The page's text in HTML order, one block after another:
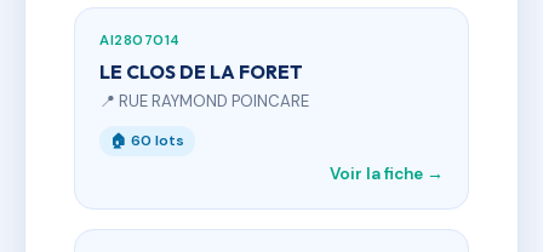
AI2807014
LE CLOS DE LA FORET
📍 RUE RAYMOND POINCARE
🏠 60 lots
Voir la fiche →